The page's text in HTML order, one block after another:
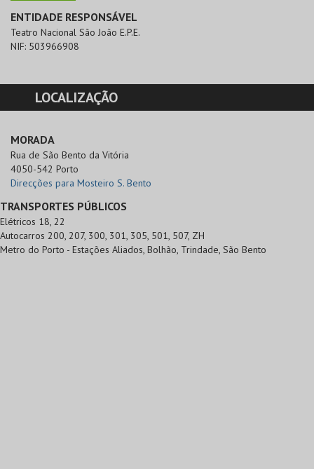
ENTIDADE RESPONSÁVEL
Teatro Nacional São João E.P.E.
NIF: 503966908
LOCALIZAÇÃO
MORADA
Rua de São Bento da Vitória
4050-542 Porto
Direcções para Mosteiro S. Bento
TRANSPORTES PÚBLICOS
Elétricos 18, 22
Autocarros 200, 207, 300, 301, 305, 501, 507, ZH
Metro do Porto - Estações Aliados, Bolhão, Trindade, São Bento